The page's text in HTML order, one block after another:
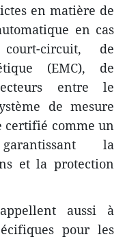
en matière de
en cas
circuit, de
(EMC), de
entre le
de mesure
certifié comme un
la
et la protection
aussi à
pour les